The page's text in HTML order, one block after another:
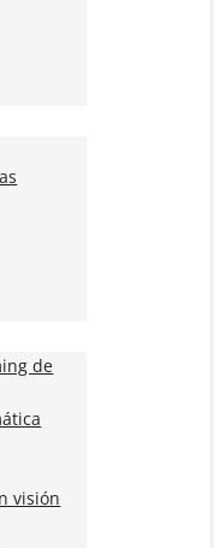
de
visión